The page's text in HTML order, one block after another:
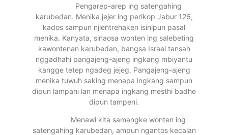
Pengarep-arep ing satengahing
karubedan. Menika jejer ing perikop Jabur 126,
kados sampun njlentrehaken isinipun pasal
menika. Kanyata, sinaosa wonten ing salebeting
kawontenan karubedan, bangsa Israel tansah
nggadhahi pangajeng-ajeng ingkang mbiyantu
kangge tetep ngadeg jejeg. Pangajeng-ajeng
menika tuwuh saking menapa ingkang sampun
dipun lampahi lan menapa ingkang mesthi badhe
dipun tampeni.
Menawi kita samangke wonten ing
satengahing karubedan, ampun ngantos kecalan